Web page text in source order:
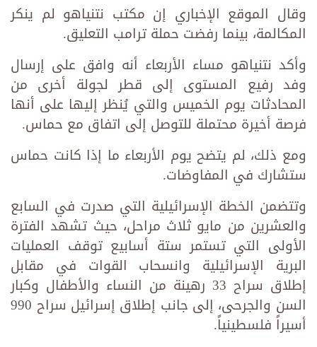
وقال الموقع الإخباري إن مكتب نتنياهو لم ينكر
المكالمة، بينما رفضت حملة ترامب التعليق.
وأكد نتنياهو مساء الأربعاء أنه وافق على إرسال
وفد رفيع المستوى إلى قطر لجولة أخرى من
المحادثات يوم الخميس والتي يُنظر إليها على أنها
فرصة أخيرة محتملة للتوصل إلى اتفاق مع حماس.
ومع ذلك، لم يتضح يوم الأربعاء ما إذا كانت حماس
ستشارك في المفاوضات.
وتتضمن الخطة الإسرائيلية التي صدرت في السابع
والعشرين من مايو ثلاث مراحل، حيث تشهد الفترة
الأولى التي تستمر ستة أسابيع توقف العمليات
البرية الإسرائيلية وانسحاب القوات في مقابل
إطلاق سراح 33 رهينة من النساء والأطفال وكبار
السن والجرحى، إلى جانب إطلاق إسرائيل سراح 990
أسيراً فلسطينياً.